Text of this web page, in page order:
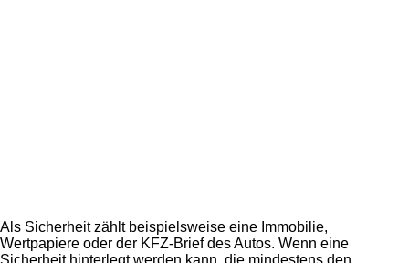
Als Sicherheit zählt beispielsweise eine Immobilie,
Wertpapiere oder der KFZ-Brief des Autos. Wenn eine
Sicherheit hinterlegt werden kann, die mindestens den